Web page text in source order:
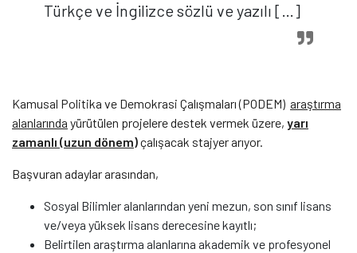
Türkçe ve İngilizce sözlü ve yazılı […]
Kamusal Politika ve Demokrasi Çalışmaları (PODEM) araştırma
alanlarında yürütülen projelere destek vermek üzere, yarı
zamanlı (uzun dönem)çalışacak stajyer arıyor.
Başvuran adaylar arasından,
Sosyal Bilimler alanlarından yeni mezun, son sınıf lisans
ve/veya yüksek lisans derecesine kayıtlı;
Belirtilen araştırma alanlarına akademik ve profesyonel